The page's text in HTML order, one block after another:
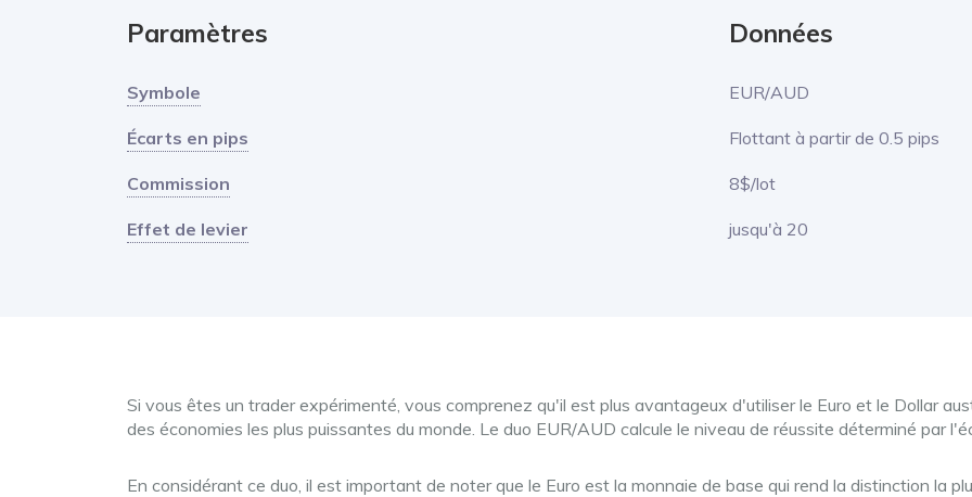
Paramètres Données
Symbole EUR/AUD
Écarts en pips Flottant à partir de 0.5 pips
Commission 8$/lot
Effet de levier jusqu'à 20
Si vous êtes un trader expérimenté, vous comprenez qu'il est plus avantageux d'utiliser le Euro et le Dollar
des économies les plus puissantes du monde. Le duo EUR/AUD calcule le niveau de réussite déterminé par
En considérant ce duo, il est important de noter que le Euro est la monnaie de base qui rend la distinction la